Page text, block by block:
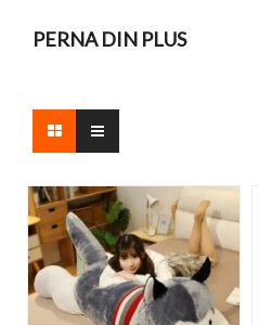
PERNA DIN PLUS